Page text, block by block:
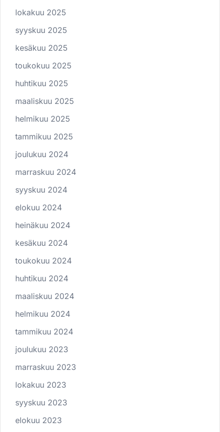
lokakuu 2025
syyskuu 2025
kesäkuu 2025
toukokuu 2025
huhtikuu 2025
maaliskuu 2025
helmikuu 2025
tammikuu 2025
joulukuu 2024
marraskuu 2024
syyskuu 2024
elokuu 2024
heinäkuu 2024
kesäkuu 2024
toukokuu 2024
huhtikuu 2024
maaliskuu 2024
helmikuu 2024
tammikuu 2024
joulukuu 2023
marraskuu 2023
lokakuu 2023
syyskuu 2023
elokuu 2023